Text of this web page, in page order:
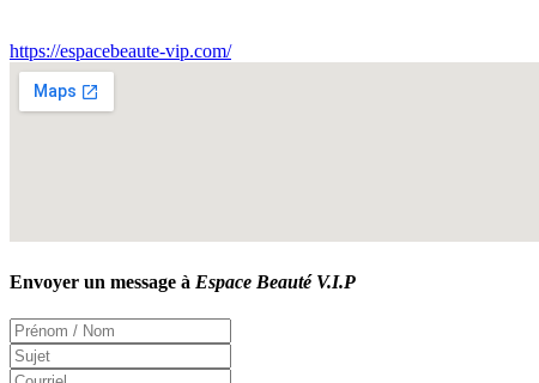
https://espacebeaute-vip.com/
Envoyer un message à Espace Beauté V.I.P